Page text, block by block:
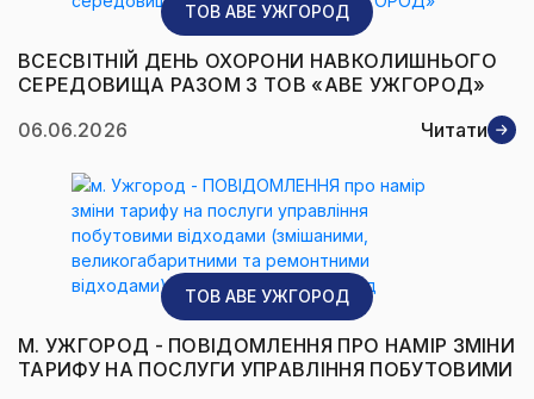
ТОВ AВЕ УЖГОРОД
ВСЕСВІТНІЙ ДЕНЬ ОХОРОНИ НАВКОЛИШНЬОГО
СЕРЕДОВИЩА РАЗОМ З ТОВ «АВЕ УЖГОРОД»
06.06.2026
Читати
ТОВ AВЕ УЖГОРОД
М. УЖГОРОД - ПОВІДОМЛЕННЯ ПРО НАМІР ЗМІНИ
ТАРИФУ НА ПОСЛУГИ УПРАВЛІННЯ ПОБУТОВИМИ